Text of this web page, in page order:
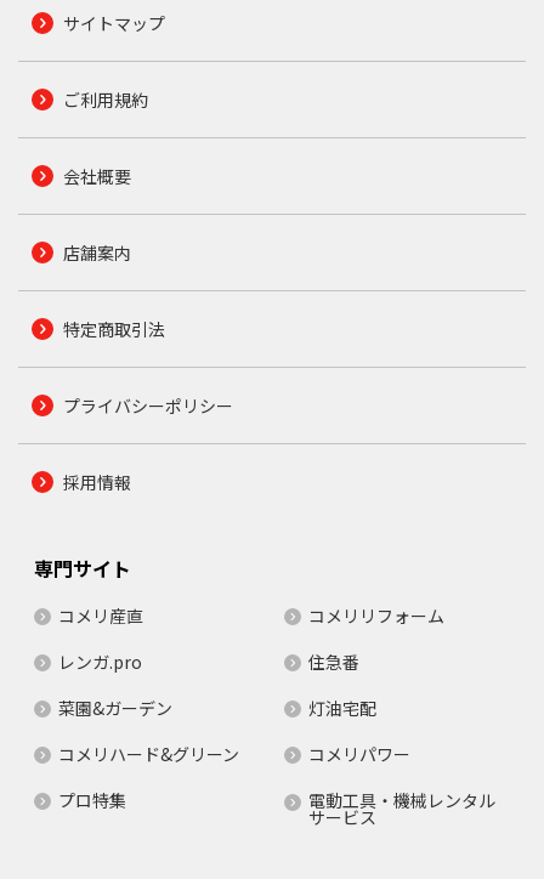
サイトマップ
ご利用規約
会社概要
店舗案内
特定商取引法
プライバシーポリシー
採用情報
専門サイト
コメリ産直
コメリリフォーム
レンガ.pro
住急番
菜園&ガーデン
灯油宅配
コメリハード&グリーン
コメリパワー
プロ特集
電動工具・機械レンタル
サービス